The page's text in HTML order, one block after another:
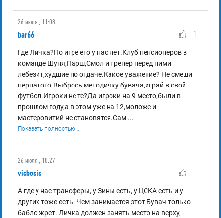
26 июля , 11:08
bar66 1
Где Личка?По игре его у нас нет.Клуб пенсионеров в
команде Шуня,Парш,Смол и тренер перед ними
лебезит,худшие по отдаче.Какое уважение? Не смеши
пернатого.Выбрось методичку бувача,играй в свой
футбол.Игроки не те?Да игроки на 9 место,были в
прошлом году,а в этом уже на 12,моложе и
мастеровитий не становятся.Сам ...
Показать полностью…
26 июля , 10:27
vicbosis
А где у нас трансферы, у Зины есть, у ЦСКА есть и у
других тоже есть. Чем занимается этот Бувач только
бабло жрет. Личка должен занять место на верху,